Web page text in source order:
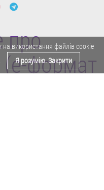
про
(e-формат
на використання файлів cookie
Я розумію. Закрити